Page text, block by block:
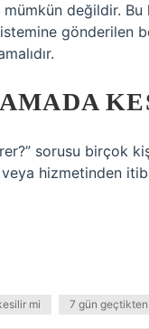
değildir.
sorusu birçok
hizmetinden
mi 7 gün